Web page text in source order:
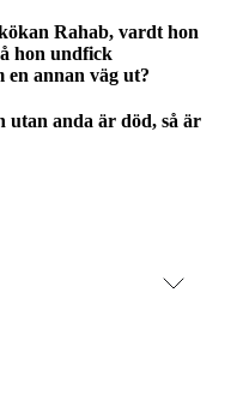
Rahab, vardt hon
hon undfick
en annan väg ut?
utan anda är död, så är